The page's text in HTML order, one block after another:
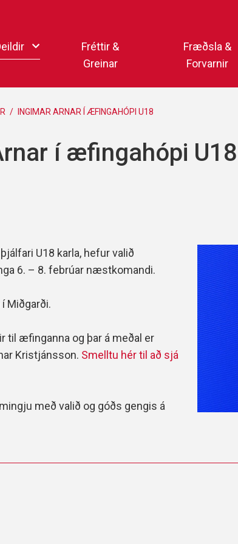
Samskipa
Fréttir &
Greinar
Fræðsla &
Forvarnir
/ INGIMAR ARNAR Í ÆFINGAHÓPI U18
í æfingahópi U18
U18 karla, hefur valið
6. – 8. febrúar næstkomandi.
Miðgarði.
til æfinganna og þar á meðal er
Kristjánsson. Smelltu hér til að sjá
með valið og góðs gengis á